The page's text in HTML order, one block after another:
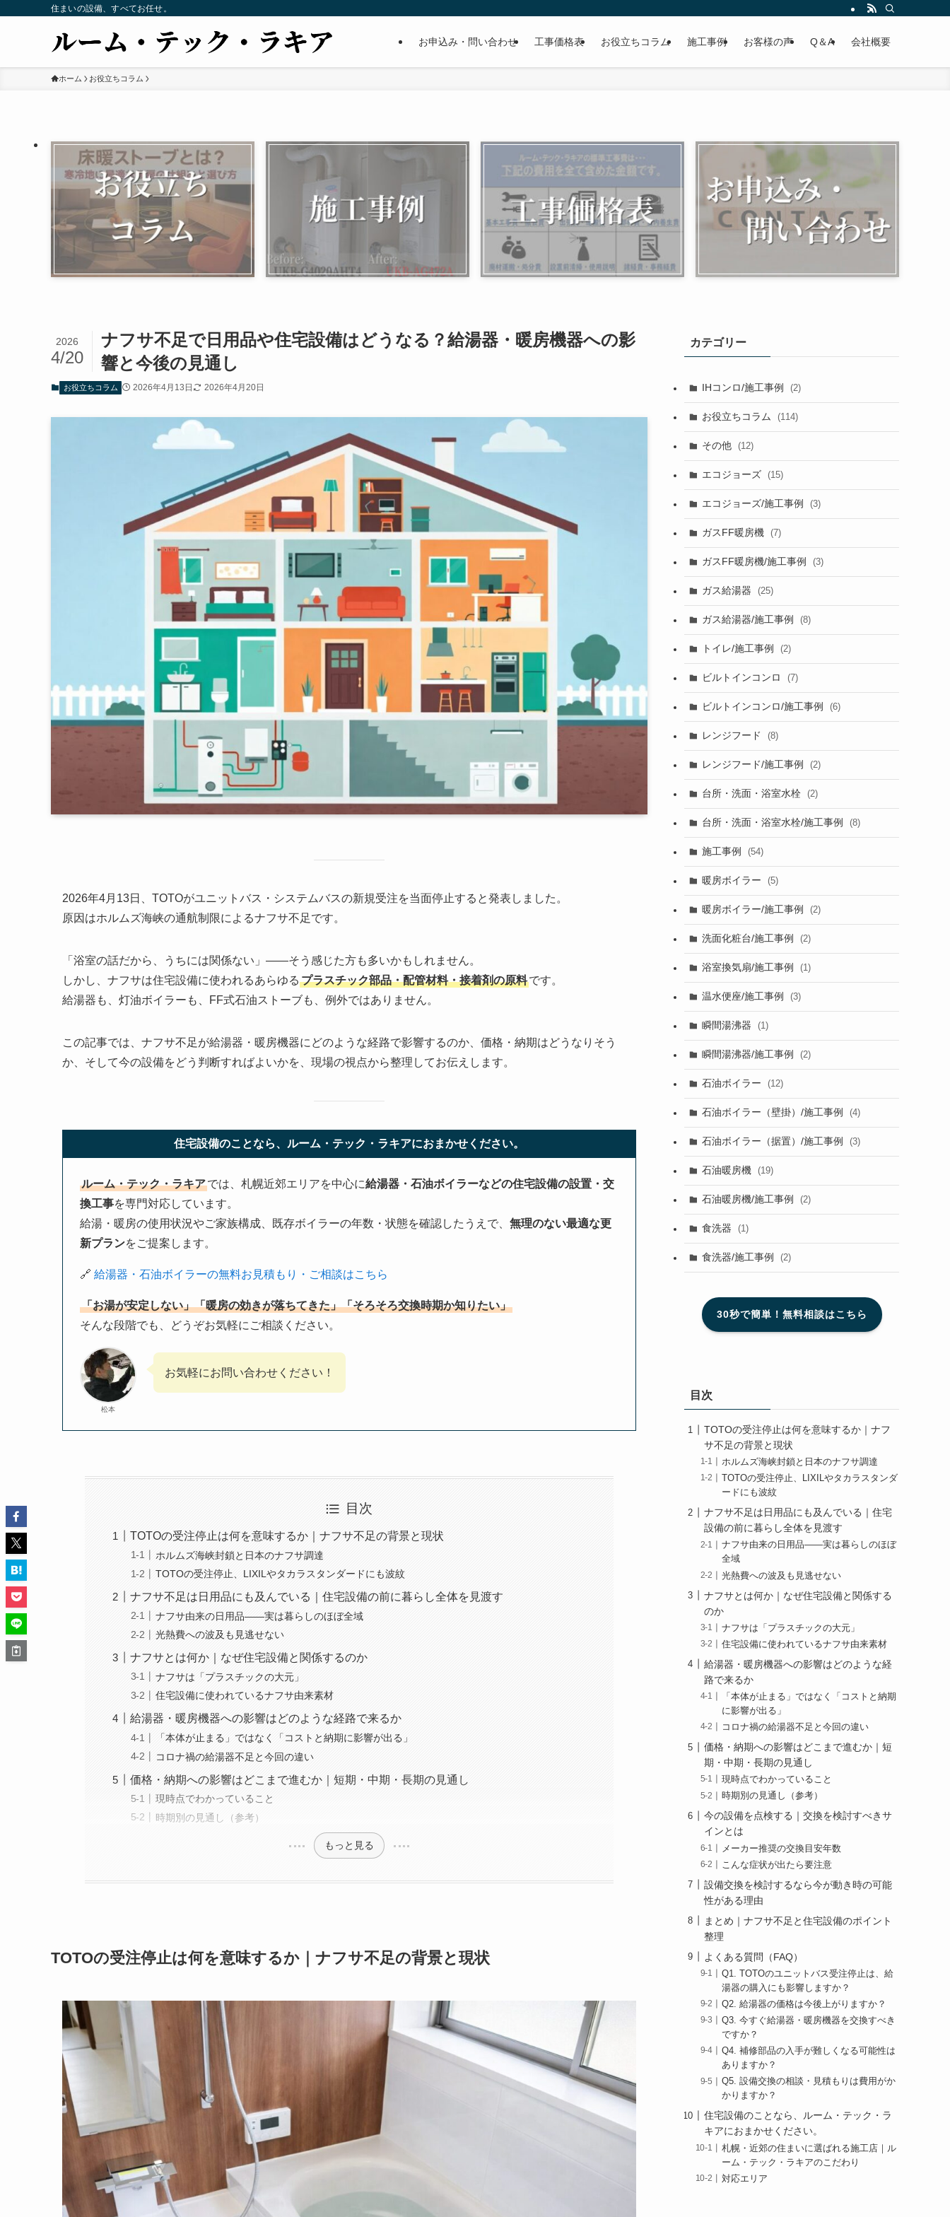
住まいの設備、すべてお任せ。
お申込み・問い合わせ 工事価格表 お役立ちコラム 施工事例 お客様の声 Q＆A 会社概要
ホーム お役立ちコラム
ナフサ不足で日用品や住宅設備はどうなる？給湯器・暖房機器への影
響と今後の見通し
2026
4/20
お役立ちコラム 2026年4月13日 2026年4月20日
2026年4月13日、TOTOがユニットバス・システムバスの新規受注を当面停止すると発表しました。
原因はホルムズ海峡の通航制限によるナフサ不足です。
「浴室の話だから、うちには関係ない」——そう感じた方も多いかもしれません。
しかし、ナフサは住宅設備に使われるあらゆる プラスチック部品・配管材料・接着剤の原料です。
給湯器も、灯油ボイラーも、FF式石油ストーブも、例外ではありません。
この記事では、ナフサ不足が給湯器・暖房機器にどのような経路で影響するのか、価格・納期はどうなりそう
か、そして今の設備をどう判断すればよいかを、現場の視点から整理してお伝えします。
住宅設備のことなら、ルーム・テック・ラキアにおまかせください。
ルーム・テック・ラキアでは、札幌近郊エリアを中心に給湯器・石油ボイラーなどの住宅設備の設置・交
換工事を専門対応しています。
給湯・暖房の使用状況やご家族構成、既存ボイラーの年数・状態を確認したうえで、 無理のない最適な更
新プランをご提案します。
🔗 給湯器・石油ボイラーの無料お見積もり・ご相談はこちら
「お湯が安定しない」「暖房の効きが落ちてきた」「そろそろ交換時期か知りたい」
そんな段階でも、どうぞお気軽にご相談ください。
松本
お気軽にお問い合わせください！
目次
TOTOの受注停止は何を意味するか｜ナフサ不足の背景と現状
ホルムズ海峡封鎖と日本のナフサ調達
TOTOの受注停止、LIXILやタカラスタンダードにも波紋
ナフサ不足は日用品にも及んでいる｜住宅設備の前に暮らし全体を見渡す
ナフサ由来の日用品——実は暮らしのほぼ全域
光熱費への波及も見逃せない
ナフサとは何か｜なぜ住宅設備と関係するのか
ナフサは「プラスチックの大元」
住宅設備に使われているナフサ由来素材
給湯器・暖房機器への影響はどのような経路で来るか
「本体が止まる」ではなく「コストと納期に影響が出る」
コロナ禍の給湯器不足と今回の違い
価格・納期への影響はどこまで進むか｜短期・中期・長期の見通し
現時点でわかっていること
時期別の見通し（参考）
もっと見る
TOTOの受注停止は何を意味するか｜ナフサ不足の背景と現状
カテゴリー
IHコンロ/施工事例 (2)
お役立ちコラム (114)
その他 (12)
エコジョーズ (15)
エコジョーズ/施工事例 (3)
ガスFF暖房機 (7)
ガスFF暖房機/施工事例 (3)
ガス給湯器 (25)
ガス給湯器/施工事例 (8)
トイレ/施工事例 (2)
ビルトインコンロ (7)
ビルトインコンロ/施工事例 (6)
レンジフード (8)
レンジフード/施工事例 (2)
台所・洗面・浴室水栓 (2)
台所・洗面・浴室水栓/施工事例 (8)
施工事例 (54)
暖房ボイラー (5)
暖房ボイラー/施工事例 (2)
洗面化粧台/施工事例 (2)
浴室換気扇/施工事例 (1)
温水便座/施工事例 (3)
瞬間湯沸器 (1)
瞬間湯沸器/施工事例 (2)
石油ボイラー (12)
石油ボイラー（壁掛）/施工事例 (4)
石油ボイラー（据置）/施工事例 (3)
石油暖房機 (19)
石油暖房機/施工事例 (2)
食洗器 (1)
食洗器/施工事例 (2)
30秒で簡単！無料相談はこちら
目次
TOTOの受注停止は何を意味するか｜ナフ
サ不足の背景と現状
ホルムズ海峡封鎖と日本のナフサ調達
TOTOの受注停止、LIXILやタカラスタンダ
ードにも波紋
ナフサ不足は日用品にも及んでいる｜住宅
設備の前に暮らし全体を見渡す
ナフサ由来の日用品——実は暮らしのほぼ
全域
光熱費への波及も見逃せない
ナフサとは何か｜なぜ住宅設備と関係する
のか
ナフサは「プラスチックの大元」
住宅設備に使われているナフサ由来素材
給湯器・暖房機器への影響はどのような経
路で来るか
「本体が止まる」ではなく「コストと納期
に影響が出る」
コロナ禍の給湯器不足と今回の違い
価格・納期への影響はどこまで進むか｜短
期・中期・長期の見通し
現時点でわかっていること
時期別の見通し（参考）
今の設備を点検する｜交換を検討すべきサ
インとは
メーカー推奨の交換目安年数
こんな症状が出たら要注意
設備交換を検討するなら今が動き時の可能
性がある理由
まとめ｜ナフサ不足と住宅設備のポイント
整理
よくある質問（FAQ）
Q1. TOTOのユニットバス受注停止は、給
湯器の購入にも影響しますか？
Q2. 給湯器の価格は今後上がりますか？
Q3. 今すぐ給湯器・暖房機器を交換すべき
ですか？
Q4. 補修部品の入手が難しくなる可能性は
ありますか？
Q5. 設備交換の相談・見積もりは費用がか
かりますか？
住宅設備のことなら、ルーム・テック・ラ
キアにおまかせください。
札幌・近郊の住まいに選ばれる施工店｜ル
ーム・テック・ラキアのこだわり
対応エリア